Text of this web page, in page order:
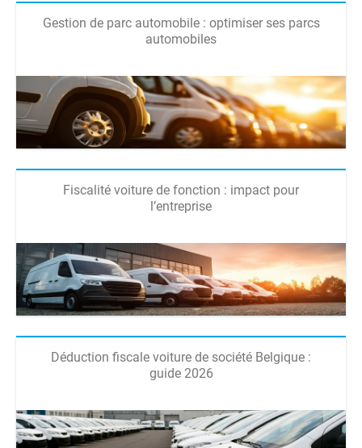
Gestion de parc automobile : optimiser ses parcs
automobiles
Fiscalité voiture de fonction : impact pour
l’entreprise
Déduction fiscale voiture de société Belgique :
guide 2026